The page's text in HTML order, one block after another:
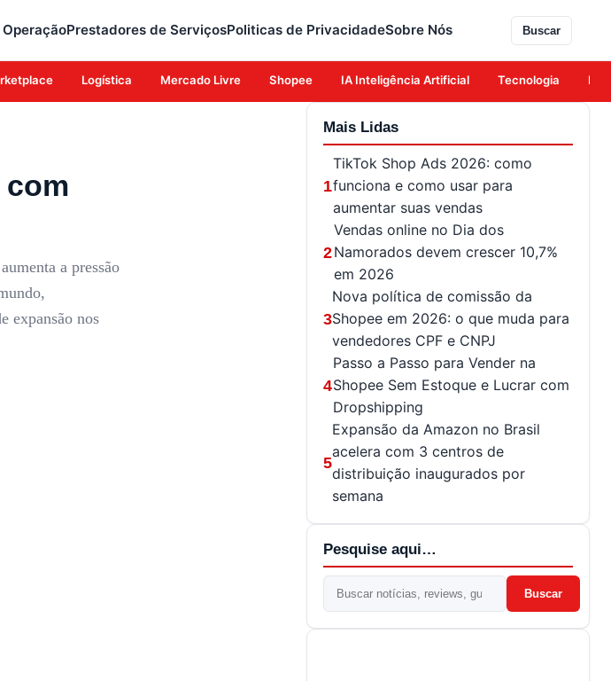
Prestadores de ServiçosPoliticas de PrivacidadeSobre Nós Buscar
Logística Mercado Livre Shopee IA Inteligência Artificial Tecnologia
com
a pressão
expansão nos
Mais Lidas
1
TikTok Shop Ads 2026: como
funciona e como usar para
aumentar suas vendas
2
Vendas online no Dia dos
Namorados devem crescer 10,7%
em 2026
3
Nova política de comissão da
Shopee em 2026: o que muda para
vendedores CPF e CNPJ
4
Passo a Passo para Vender na
Shopee Sem Estoque e Lucrar com
Dropshipping
5
Expansão da Amazon no Brasil
acelera com 3 centros de
distribuição inaugurados por
semana
Pesquise aqui…
Buscar